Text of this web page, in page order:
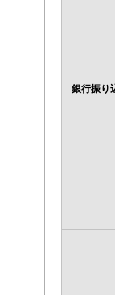
銀行振り